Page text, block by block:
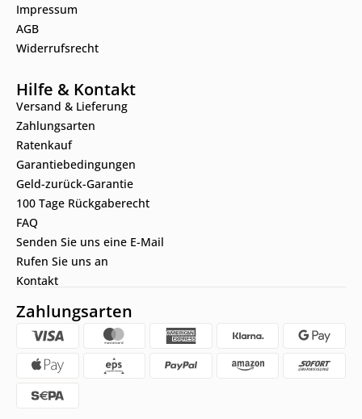
Impressum
AGB
Widerrufsrecht
Hilfe & Kontakt
Versand & Lieferung
Zahlungsarten
Ratenkauf
Garantiebedingungen
Geld-zurück-Garantie
100 Tage Rückgaberecht
FAQ
Senden Sie uns eine E-Mail
Rufen Sie uns an
Kontakt
Zahlungsarten